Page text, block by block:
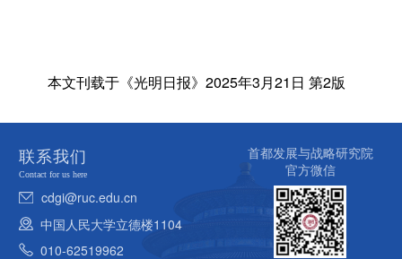
本文刊载于《光明日报》2025年3月21日 第2版
联系我们
Contact for us here
cdgi@ruc.edu.cn
中国人民大学立德楼1104
010-62519962
首都发展与战略研究院
官方微信